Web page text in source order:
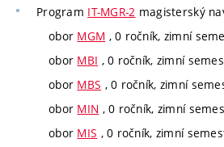
Program IT-MGR-2 magisterský
obor MGM , 0 ročník, zimní
obor MBI , 0 ročník, zimní
obor MBS , 0 ročník, zimní
obor MIN , 0 ročník, zimní
obor MIS , 0 ročník, zimní